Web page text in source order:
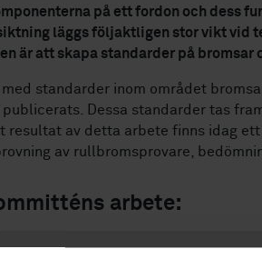
på ett fordon och dess
läggs följaktligen stor vikt vid
är att skapa standarder på bromsar
standarder inom området
Dessa standarder tas
resultat av detta arbete finns idag
av rullbromsprovare,
arbete: